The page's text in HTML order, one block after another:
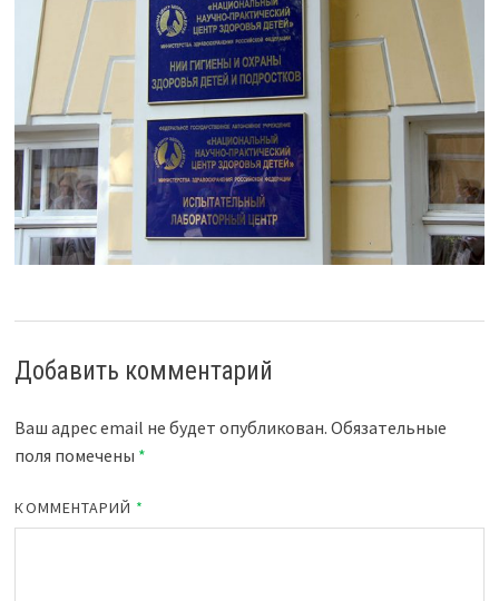
Добавить комментарий
Ваш адрес email не будет опубликован. Обязательные
поля помечены *
КОММЕНТАРИЙ *